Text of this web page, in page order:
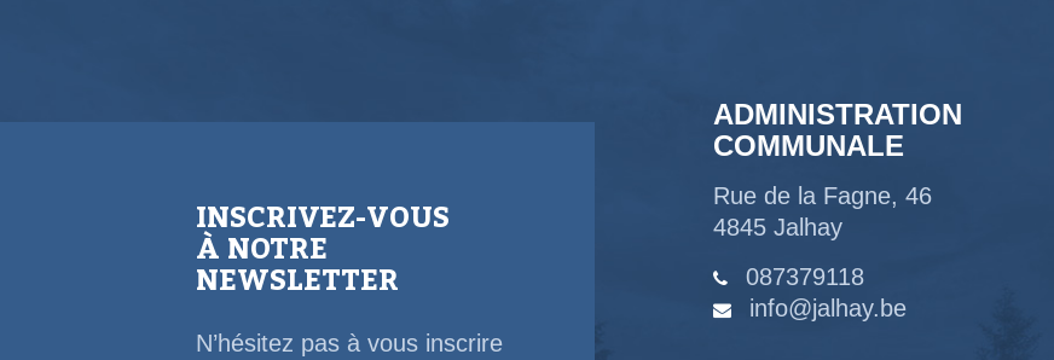
INSCRIVEZ-VOUS
À NOTRE
NEWSLETTER
N’hésitez pas à vous inscrire
ADMINISTRATION
COMMUNALE
Rue de la Fagne, 46
4845 Jalhay
087379118
info@jalhay.be